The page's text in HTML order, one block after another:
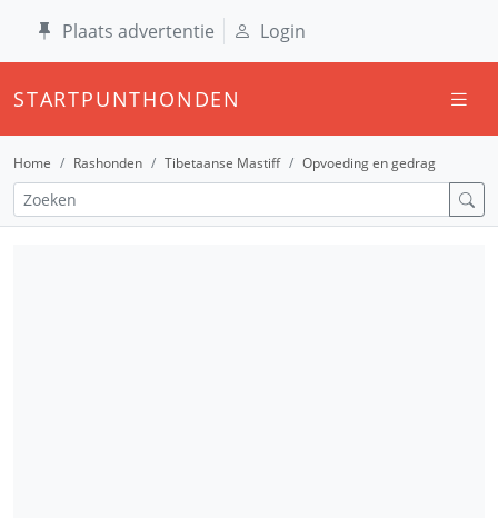
Plaats advertentie Login
STARTPUNTHONDEN
Home Rashonden Tibetaanse Mastiff Opvoeding en gedrag